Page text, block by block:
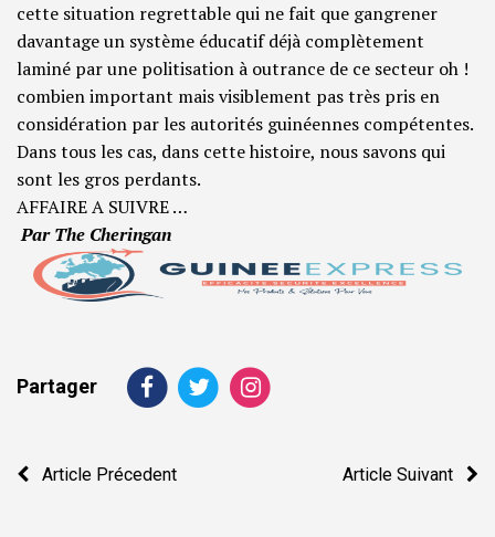
cette situation regrettable qui ne fait que gangrener
davantage un système éducatif déjà complètement
laminé par une politisation à outrance de ce secteur oh !
combien important mais visiblement pas très pris en
considération par les autorités guinéennes compétentes.
Dans tous les cas, dans cette histoire, nous savons qui
sont les gros perdants.
AFFAIRE A SUIVRE …
Par The Cheringan
Partager
Navigation
Article Précedent Article Suivant